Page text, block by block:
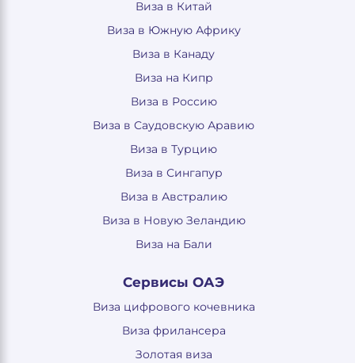
Виза в Китай
Виза в Южную Африку
Виза в Канаду
Виза на Кипр
Виза в Россию
Виза в Саудовскую Аравию
Виза в Турцию
Виза в Сингапур
Виза в Австралию
Виза в Новую Зеландию
Виза на Бали
Сервисы ОАЭ
Виза цифрового кочевника
Виза фрилансера
Золотая виза